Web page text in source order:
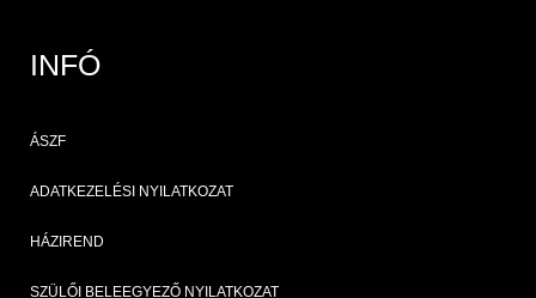
INFÓ
ÁSZF
ADATKEZELÉSI NYILATKOZAT
HÁZIREND
SZÜLŐI BELEEGYEZŐ NYILATKOZAT